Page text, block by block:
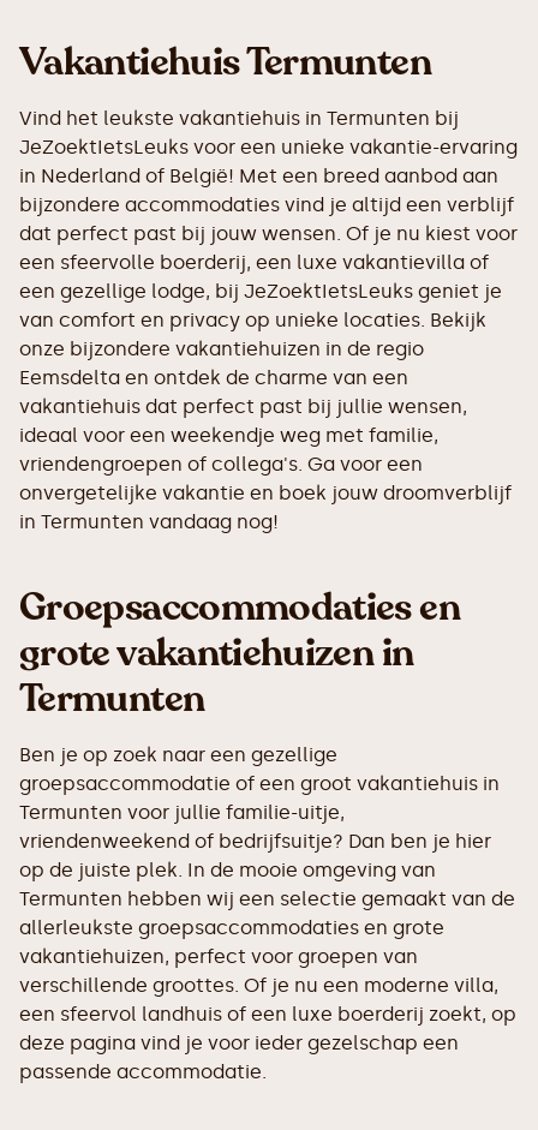
Vakantiehuis Termunten
Vind het leukste vakantiehuis in Termunten bij
JeZoektIetsLeuks voor een unieke vakantie-ervaring
in Nederland of België! Met een breed aanbod aan
bijzondere accommodaties vind je altijd een verblijf
dat perfect past bij jouw wensen. Of je nu kiest voor
een sfeervolle boerderij, een luxe vakantievilla of
een gezellige lodge, bij JeZoektIetsLeuks geniet je
van comfort en privacy op unieke locaties. Bekijk
onze bijzondere vakantiehuizen in de regio
Eemsdelta en ontdek de charme van een
vakantiehuis dat perfect past bij jullie wensen,
ideaal voor een weekendje weg met familie,
vriendengroepen of collega's. Ga voor een
onvergetelijke vakantie en boek jouw droomverblijf
in Termunten vandaag nog!
Groepsaccommodaties en
grote vakantiehuizen in
Termunten
Ben je op zoek naar een gezellige
groepsaccommodatie of een groot vakantiehuis in
Termunten voor jullie familie-uitje,
vriendenweekend of bedrijfsuitje? Dan ben je hier
op de juiste plek. In de mooie omgeving van
Termunten hebben wij een selectie gemaakt van de
allerleukste groepsaccommodaties en grote
vakantiehuizen, perfect voor groepen van
verschillende groottes. Of je nu een moderne villa,
een sfeervol landhuis of een luxe boerderij zoekt, op
deze pagina vind je voor ieder gezelschap een
passende accommodatie.